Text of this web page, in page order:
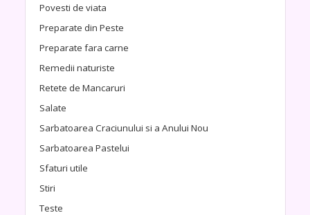
Povesti de viata
Preparate din Peste
Preparate fara carne
Remedii naturiste
Retete de Mancaruri
Salate
Sarbatoarea Craciunului si a Anului Nou
Sarbatoarea Pastelui
Sfaturi utile
Stiri
Teste